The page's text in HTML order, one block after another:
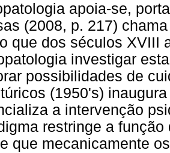
apoia-se,
(2008, p. 217)
que dos séculos XVIII
investigar
possibilidades de
(1950's)
a intervenção
restringe a
que mecanicamente